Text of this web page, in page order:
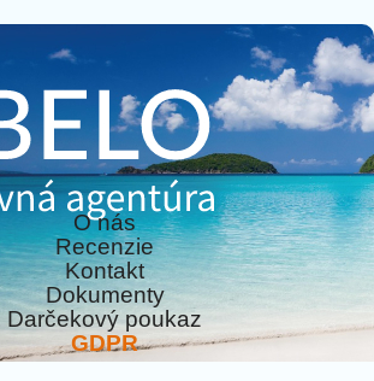
O nás
Recenzie
Kontakt
Dokumenty
Darčekový poukaz
GDPR